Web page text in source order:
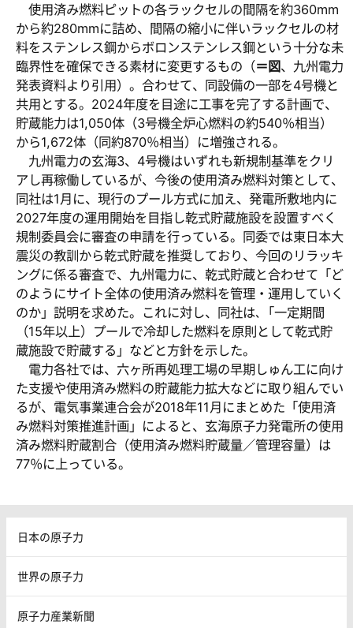
使用済み燃料ピットの各ラックセルの間隔を約360mm
から約280mmに詰め、間隔の縮小に伴いラックセルの材
料をステンレス鋼からボロンステンレス鋼という十分な未
臨界性を確保できる素材に変更するもの（＝図、九州電力
発表資料より引用）。合わせて、同設備の一部を4号機と
共用とする。2024年度を目途に工事を完了する計画で、
貯蔵能力は1,050体（3号機全炉心燃料の約540％相当）
から1,672体（同約870％相当）に増強される。
九州電力の玄海3、4号機はいずれも新規制基準をクリ
アし再稼働しているが、今後の使用済み燃料対策として、
同社は1月に、現行のプール方式に加え、発電所敷地内に
2027年度の運用開始を目指し乾式貯蔵施設を設置すべく
規制委員会に審査の申請を行っている。同委では東日本大
震災の教訓から乾式貯蔵を推奨しており、今回のリラッキ
ングに係る審査で、九州電力に、乾式貯蔵と合わせて「ど
のようにサイト全体の使用済み燃料を管理・運用していく
のか」説明を求めた。これに対し、同社は､「一定期間
（15年以上）プールで冷却した燃料を原則として乾式貯
蔵施設で貯蔵する」などと方針を示した。
電力各社では、六ヶ所再処理工場の早期しゅん工に向け
た支援や使用済み燃料の貯蔵能力拡大などに取り組んでい
るが、電気事業連合会が2018年11月にまとめた「使用済
み燃料対策推進計画」によると、玄海原子力発電所の使用
済み燃料貯蔵割合（使用済み燃料貯蔵量／管理容量）は
77％に上っている。
日本の原子力
世界の原子力
原子力産業新聞